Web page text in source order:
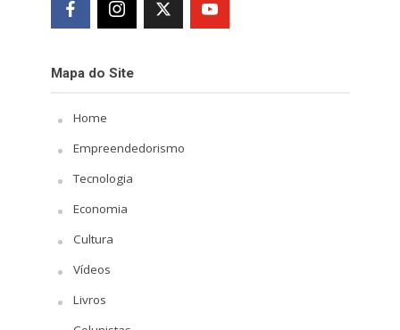
Mapa do Site
Home
Empreendedorismo
Tecnologia
Economia
Cultura
Vídeos
Livros